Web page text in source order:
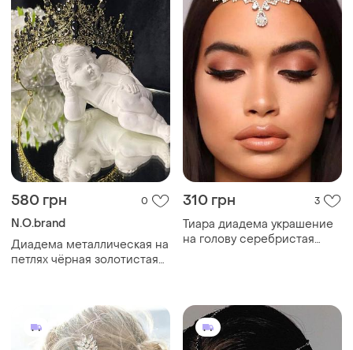
580 грн 0
N.O.brand
Диадема металлическая на
петлях чёрная золотистая
310 грн 3
Тиара диадема украшение
на голову серебристая